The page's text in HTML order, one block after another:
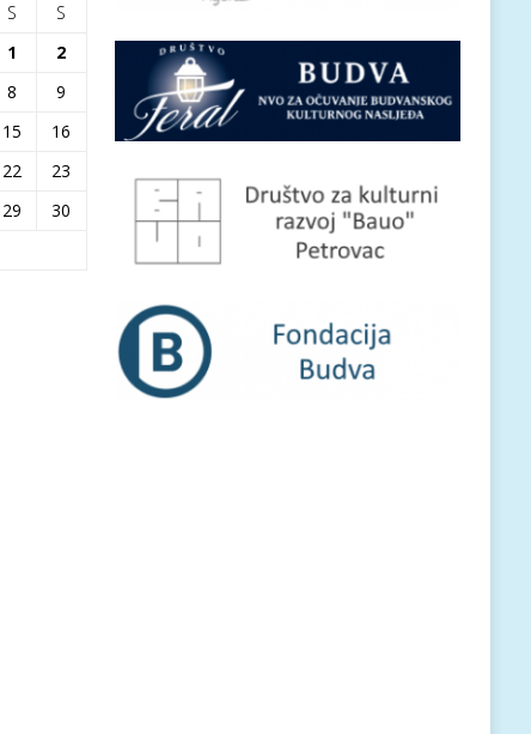
S
S
1
2
8
9
15
16
22
23
29
30